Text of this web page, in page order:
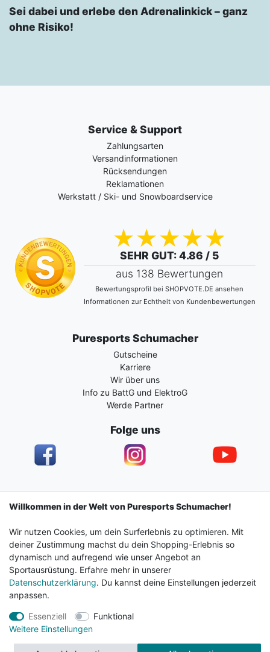
Sei dabei und erlebe den Adrenalinkick – ganz
ohne Risiko!
Service & Support
Zahlungsarten
Versandinformationen
Rücksendungen
Reklamationen
Werkstatt / Ski- und Snowboardservice
SEHR GUT: 4.86 / 5
aus 138 Bewertungen
Bewertungsprofil bei SHOPVOTE.DE ansehen
Informationen zur Echtheit von Kundenbewertungen
Puresports Schumacher
Gutscheine
Karriere
Wir über uns
Info zu BattG und ElektroG
Werde Partner
Folge uns
Impressum Daten­schutz­erklärung AGB
Barrierefreiheitserklärung Widerrufs­recht
Vertrag widerrufen Kontakt
© 2024 Surf & Sportshop Schumacher. Alle Rechte
Willkommen in der Welt von Puresports Schumacher!
Wir nutzen Cookies, um dein Surferlebnis zu optimieren. Mit
deiner Zustimmung machst du dein Shopping-Erlebnis so
dynamisch und aufregend wie unser Angebot an
Sportausrüstung. Erfahre mehr in unserer
Datenschutzerklärung. Du kannst deine Einstellungen jederzeit
anpassen.
Essenziell
Funktional
Weitere Einstellungen